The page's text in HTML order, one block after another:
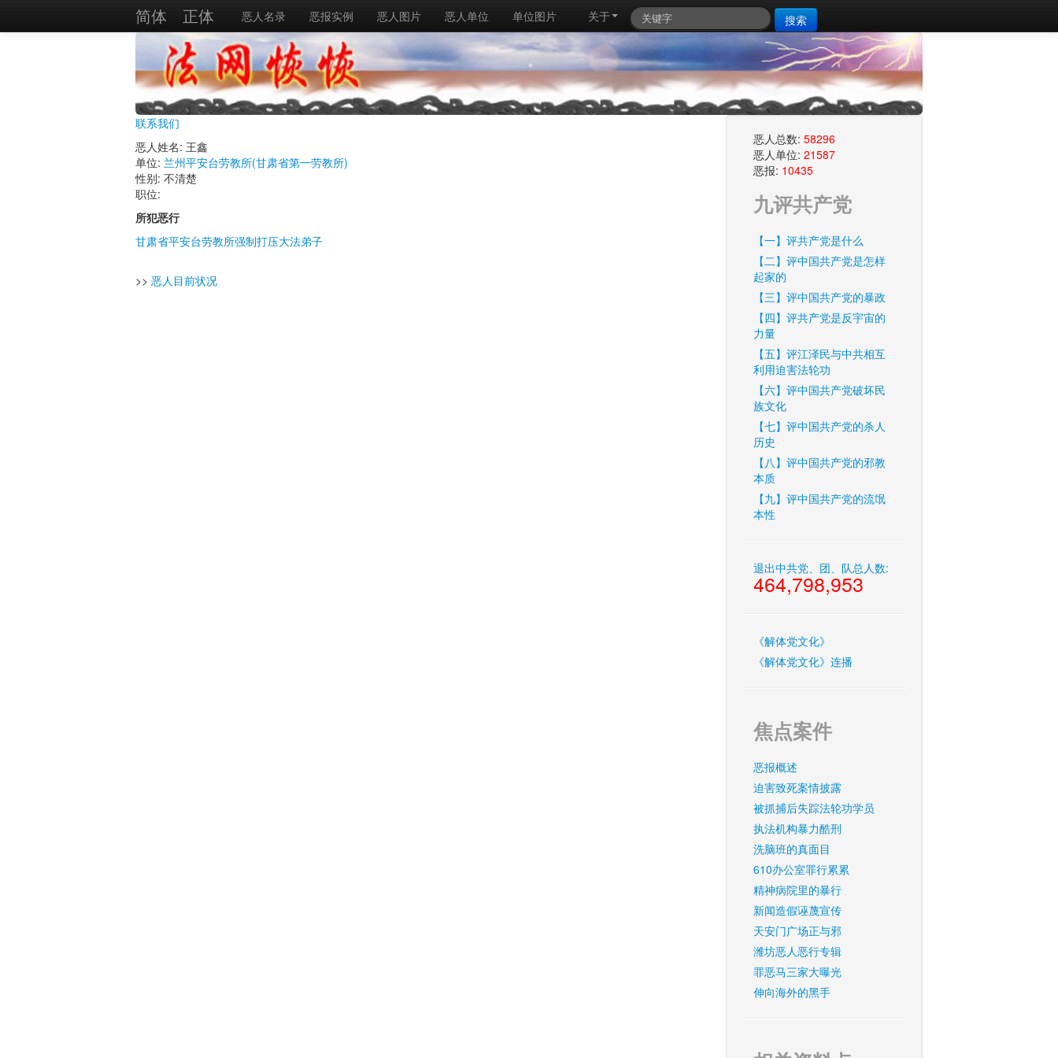
简体 正体 恶人名录 恶报实例 恶人图片 恶人单位 单位图片 搜索
关于
联系我们
恶人姓名: 王鑫
单位: 兰州平安台劳教所(甘肃省第一劳教所)
性别: 不清楚
职位:
所犯恶行
甘肃省平安台劳教所强制打压大法弟子
>> 恶人目前状况
恶人总数: 58296
恶人单位: 21587
恶报: 10435
九评共产党
【一】评共产党是什么
【二】评中国共产党是怎样
起家的
【三】评中国共产党的暴政
【四】评共产党是反宇宙的
力量
【五】评江泽民与中共相互
利用迫害法轮功
【六】评中国共产党破坏民
族文化
【七】评中国共产党的杀人
历史
【八】评中国共产党的邪教
本质
【九】评中国共产党的流氓
本性
退出中共党、团、队总人数:
464,798,953
《解体党文化》
《解体党文化》连播
焦点案件
恶报概述
迫害致死案情披露
被抓捕后失踪法轮功学员
执法机构暴力酷刑
洗脑班的真面目
610办公室罪行累累
精神病院里的暴行
新闻造假诬蔑宣传
天安门广场正与邪
潍坊恶人恶行专辑
罪恶马三家大曝光
伸向海外的黑手